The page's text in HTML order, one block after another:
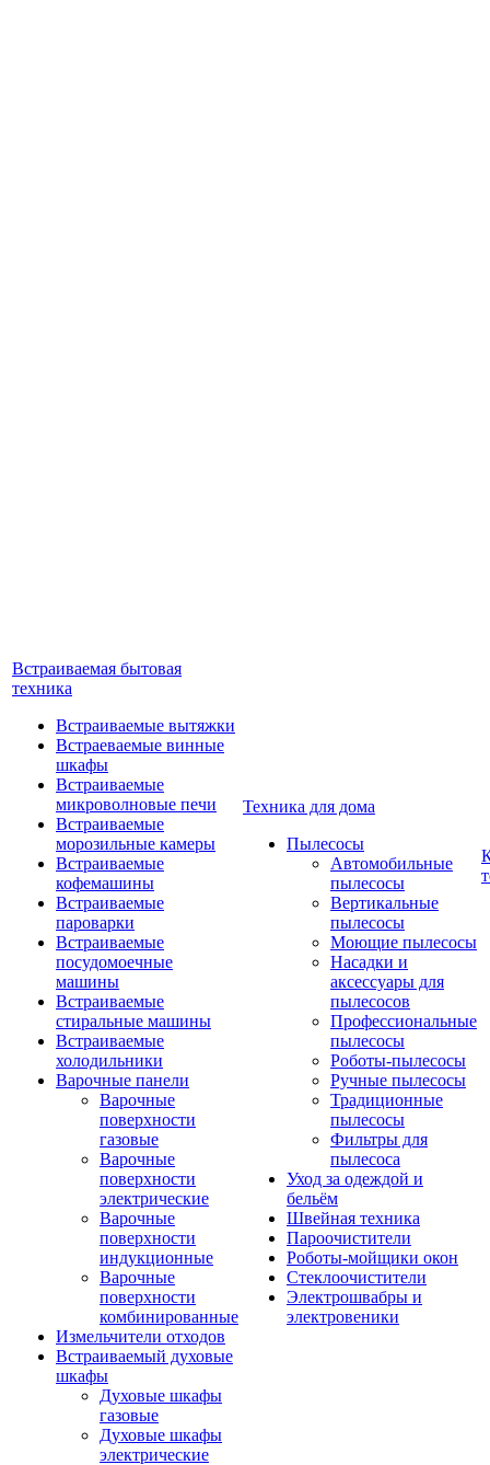
Встраиваемая бытовая
техника
Встраиваемые вытяжки
Встраеваемые винные
шкафы
Встраиваемые
микроволновые печи
Встраиваемые
морозильные камеры
Встраиваемые
кофемашины
Встраиваемые
пароварки
Встраиваемые
посудомоечные
машины
Встраиваемые
стиральные машины
Встраиваемые
холодильники
Варочные панели
Варочные
поверхности
газовые
Варочные
поверхности
электрические
Варочные
поверхности
индукционные
Варочные
поверхности
комбинированные
Измельчители отходов
Встраиваемый духовые
шкафы
Духовые шкафы
газовые
Духовые шкафы
электрические
Техника для дома
Пылесосы
Автомобильные
пылесосы
Вертикальные
пылесосы
Моющие пылесосы
Насадки и
аксессуары для
пылесосов
Профессиональные
пылесосы
Роботы-пылесосы
Ручные пылесосы
Традиционные
пылесосы
Фильтры для
пылесоса
Уход за одеждой и
бельём
Швейная техника
Пароочистители
Роботы-мойщики окон
Стеклоочистители
Электрошвабры и
электровеники